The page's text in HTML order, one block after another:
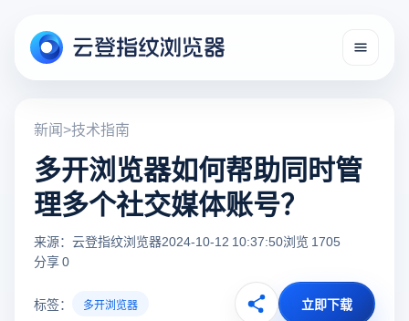
新闻>技术指南
多开浏览器如何帮助同时管
理多个社交媒体账号？
来源：云登指纹浏览器2024-10-12 10:37:50浏览 1705
分享 0
标签： 多开浏览器 立即下载